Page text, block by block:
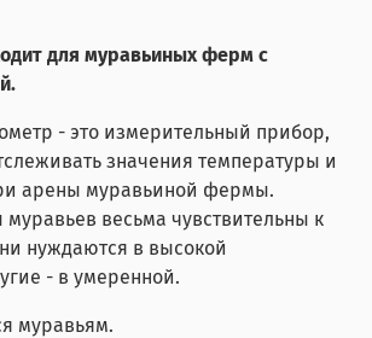
для муравьиных ферм с
- это измерительный прибор,
значения температуры и
арены муравьиной фермы.
весьма чувствительны к
нуждаются в высокой
- в умеренной.
муравьям.